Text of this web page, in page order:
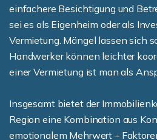
einfachere Besichtigung und
sei es als Eigenheim oder als
Vermietung. Mängel lassen sich
Handwerker können leichter
einer Vermietung ist man als
Insgesamt bietet der
Region eine Kombination aus
emotionalem Mehrwert –